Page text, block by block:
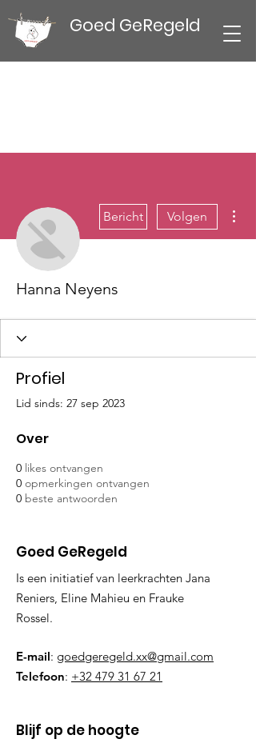
Goed GeRegeld
Bericht Volgen
Hanna Neyens
Profiel
Lid sinds: 27 sep 2023
Over
0 likes ontvangen
0 opmerkingen ontvangen
0 beste antwoorden
Goed GeRegeld
Is een initiatief van leerkrachten Jana
Reniers, Eline Mahieu en Frauke
Rossel.
E-mail: goedgeregeld.xx@gmail.com
Telefoon: +32 479 31 67 21
Blijf op de hoogte